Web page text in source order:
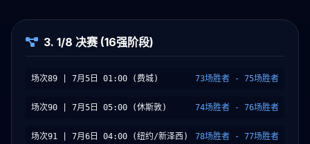
3. 1/8 决赛 (16强阶段)
场次89 | 7月5日 01:00 (费城) 73场胜者 - 75场胜者
场次90 | 7月5日 05:00 (休斯敦) 74场胜者 - 76场胜者
场次91 | 7月6日 04:00 (纽约/新泽西) 78场胜者 - 77场胜者